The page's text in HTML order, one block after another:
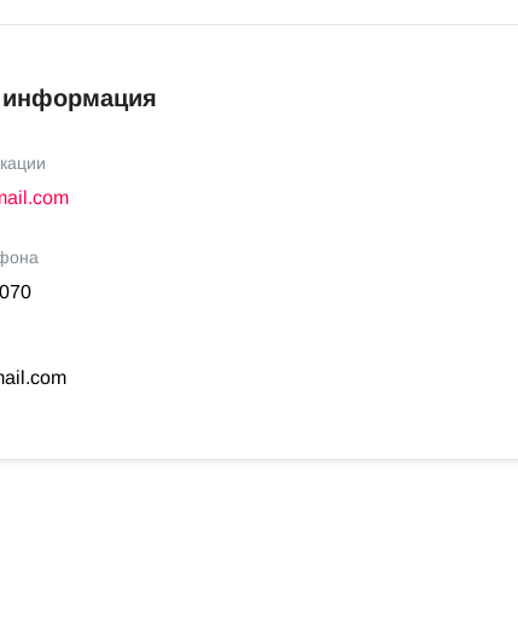
информация